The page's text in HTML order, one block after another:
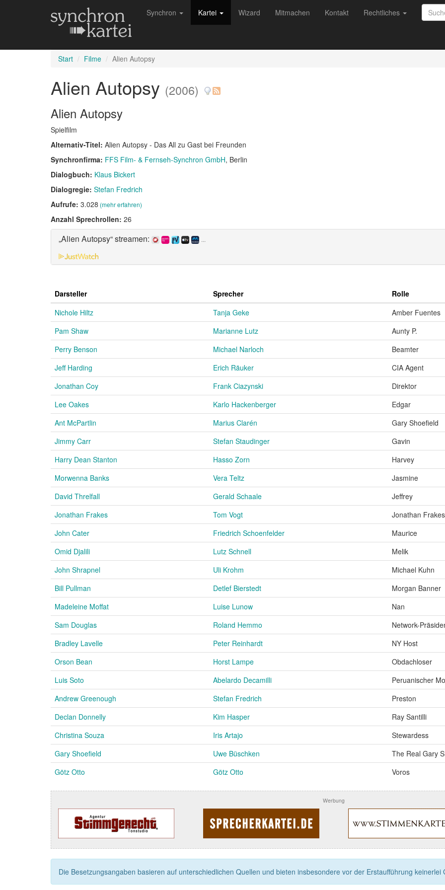
Synchron Kartei Wizard Mitmachen Kontakt Rechtliches
Start Filme Alien Autopsy
Alien Autopsy (2006)
Alien Autopsy
Spielfilm
Alternativ-Titel: Alien Autopsy - Das All zu Gast bei Freunden
Synchronfirma: FFS Film- & Fernseh-Synchron GmbH, Berlin
Dialogbuch: Klaus Bickert
Dialogregie: Stefan Fredrich
Aufrufe: 3.028 (mehr erfahren)
Anzahl Sprechrollen: 26
„Alien Autopsy“ streamen: ...
Darsteller Sprecher
Rolle
Nichole Hiltz
Tanja Geke
Amber Fuentes
Pam Shaw
Marianne Lutz
Aunty P.
Perry Benson
Michael Narloch
Beamter
Jeff Harding
Erich Räuker
CIA Agent
Jonathan Coy
Frank Ciazynski
Direktor
Lee Oakes
Karlo Hackenberger
Edgar
Ant McPartlin
Marius Clarén
Gary Shoefield
Jimmy Carr
Stefan Staudinger
Gavin
Harry Dean Stanton
Hasso Zorn
Harvey
Morwenna Banks
Vera Teltz
Jasmine
David Threlfall
Gerald Schaale
Jeffrey
Jonathan Frakes
Tom Vogt
Jonathan Frakes
John Cater
Friedrich Schoenfelder
Maurice
Omid Djalili
Lutz Schnell
Melik
John Shrapnel
Uli Krohm
Michael Kuhn
Bill Pullman
Detlef Bierstedt
Morgan Banner
Madeleine Moffat
Luise Lunow
Nan
Sam Douglas
Roland Hemmo
Network-
Bradley Lavelle
Peter Reinhardt
NY Host
Orson Bean
Horst Lampe
Obdachloser
Luis Soto
Abelardo Decamilli
Peruanischer
Andrew Greenough
Stefan Fredrich
Preston
Declan Donnelly
Kim Hasper
Ray Santilli
Christina Souza
Iris Artajo
Stewardess
Gary Shoefield
Uwe Büschken
The Real Gary
Götz Otto
Götz Otto Voros
Werbung
Die Besetzungsangaben basieren auf unterschiedlichen Quellen und bieten insbesondere vor der Erstaufführung